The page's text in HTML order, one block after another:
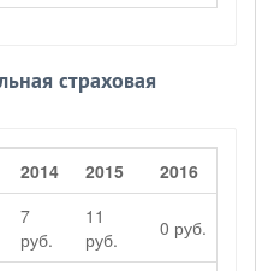
страховая
2014 2015 2016
7
руб.
11
руб.
0 руб.